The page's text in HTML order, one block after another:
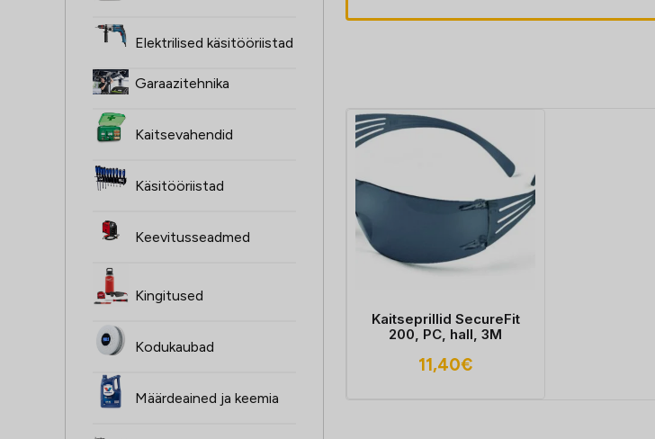
Elektrilised käsitööriistad
Garaazitehnika
Kaitsevahendid
Käsitööriistad
Keevitusseadmed
Kingitused
Kodukaubad
Määrdeained ja keemia
Kaitseprillid SecureFit
200, PC, hall, 3M
11,40€